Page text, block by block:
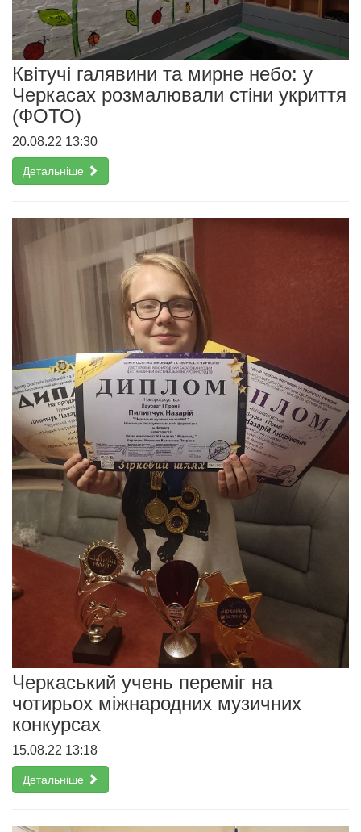
Квітучі галявини та мирне небо: у
Черкасах розмалювали стіни укриття
(ФОТО)
20.08.22 13:30
Детальніше
Черкаський учень переміг на
чотирьох міжнародних музичних
конкурсах
15.08.22 13:18
Детальніше